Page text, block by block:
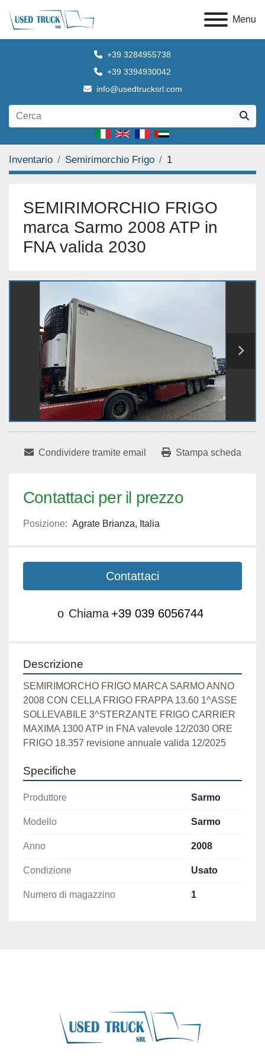
Menu
+39 3284955738
+39 3394930042
info@usedtrucksrl.com
Inventario Semirimorchio Frigo 1
SEMIRIMORCHIO FRIGO
marca Sarmo 2008 ATP in
FNA valida 2030
Condividere tramite email Stampa scheda
Contattaci per il prezzo
Posizione: Agrate Brianza, Italia
Contattaci
o Chiama +39 039 6056744
Descrizione
SEMIRIMORCHO FRIGO MARCA SARMO ANNO
2008 CON CELLA FRIGO FRAPPA 13.60 1^ASSE
SOLLEVABILE 3^STERZANTE FRIGO CARRIER
MAXIMA 1300 ATP in FNA valevole 12/2030 ORE
FRIGO 18.357 revisione annuale valida 12/2025
Specifiche
Produttore Sarmo
Modello Sarmo
Anno 2008
Condizione Usato
Numero di magazzino 1